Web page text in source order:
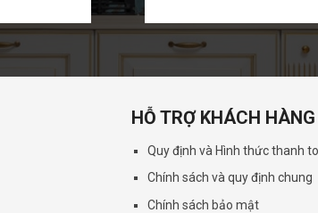
HỖ TRỢ KHÁCH HÀNG
Quy định và Hình thức thanh
Chính sách và quy định chung
Chính sách bảo mật